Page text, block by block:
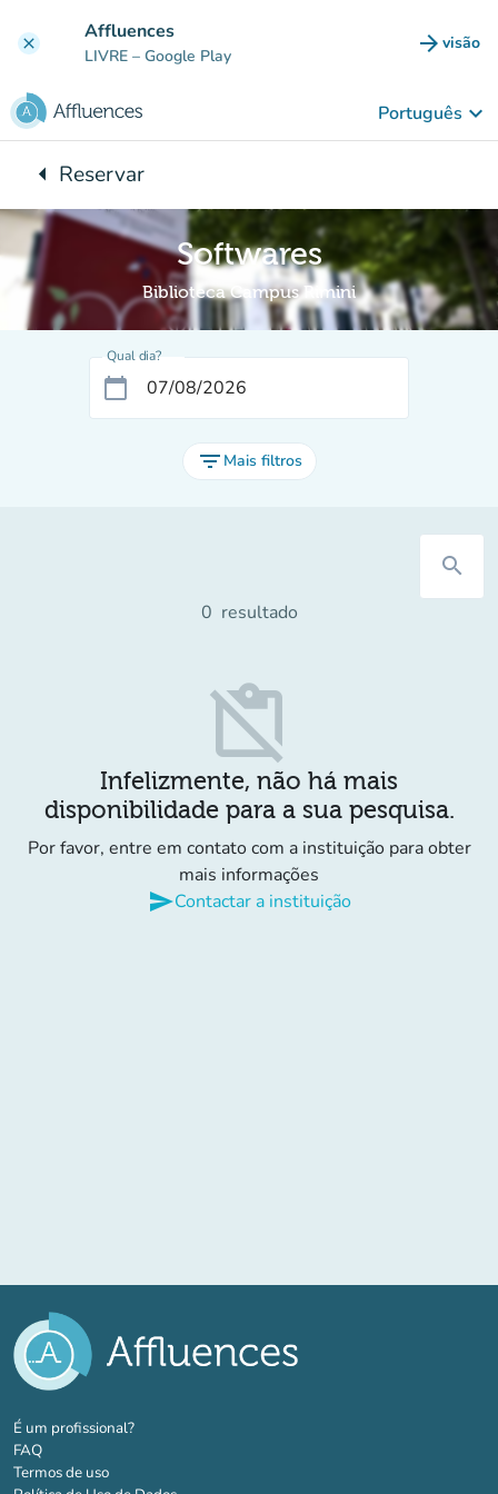
clear Affluences
LIVRE – Google Play arrow_forward visão
(novo
Português keyboard_arrow_down
arrow_leftVoltar para:
Reservar
Softwares
Biblioteca Campus Rimini
Qual dia?
calendar_today
filter_list Mais filtros
search
0 resultado
content_paste_off
Infelizmente, não há mais
disponibilidade para a sua pesquisa.
Por favor, entre em contato com a instituição para obter
mais informações
sendContactar a instituição
É um profissional?(novo separador)
FAQ
Termos de uso